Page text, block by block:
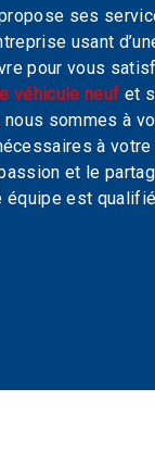
ses
usant
pour vous
véhicule neuf et
nous sommes à
à
et le
équipe est